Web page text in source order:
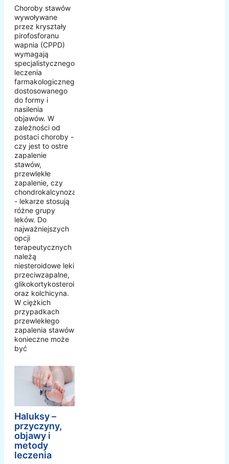
Choroby stawów
wywoływane
przez kryształy
pirofosforanu
wapnia (CPPD)
wymagają
specjalistycznego
leczenia
farmakologicznego
dostosowanego
do formy i
nasilenia
objawów. W
zależności od
postaci choroby -
czy jest to ostre
zapalenie
stawów,
przewlekłe
zapalenie, czy
chondrokalcynoza
- lekarze stosują
różne grupy
leków. Do
najważniejszych
opcji
terapeutycznych
należą
niesteroidowe leki
przeciwzapalne,
glikokortykosteroidy
oraz kolchicyna.
W ciężkich
przypadkach
przewlekłego
zapalenia stawów
konieczne może
być
Haluksy –
przyczyny,
objawy i
metody
leczenia